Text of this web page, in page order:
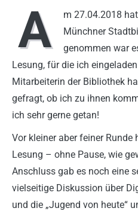
A
m 27.04.2018
Münchner
genommen war
Lesung, für die ich
Mitarbeiterin der Bibliothek
gefragt, ob ich zu ihnen
ich sehr gerne getan!
Vor kleiner aber feiner
Lesung – ohne Pause, wie
Anschluss gab es noch eine
vielseitige Diskussion über
und die „Jugend von heute“